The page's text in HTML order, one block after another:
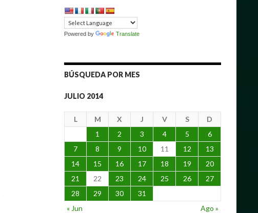
Powered by Translate
BÚSQUEDA POR MES
JULIO 2014
L M X J V S
D
1
2 3 4 5
6
7
8 9 10 11 12
13
14
15 16 17 18 19
20
21
22 23 24 25 26
27
28
29 30
31
« Jun
Ago »